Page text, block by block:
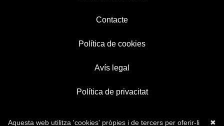
Contacte
Política de cookies
Avís legal
Política de privacitat
✖
Aquesta web utilitza 'cookies' pròpies i de tercers per oferir-li